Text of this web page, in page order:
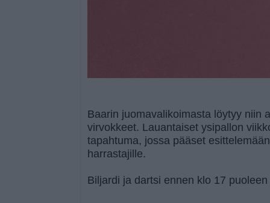
Baarin juomavalikoimasta löytyy niin
virvokkeet. Lauantaiset ysipallon
tapahtuma, jossa pääset
harrastajille.
Biljardi ja dartsi ennen klo 17 puoleen